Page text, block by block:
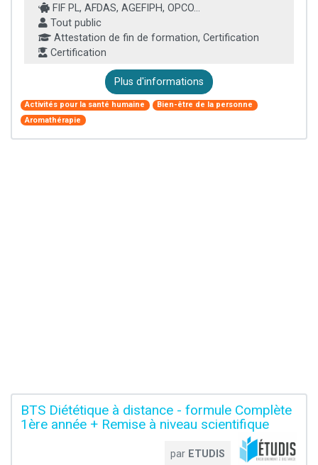
FIF PL, AFDAS, AGEFIPH, OPCO...
Tout public
Attestation de fin de formation, Certification
Certification
Plus d'informations
Activités pour la santé humaine
Bien-être de la personne
Aromathérapie
BTS Diététique à distance - formule Complète
1ère année + Remise à niveau scientifique
par ETUDIS